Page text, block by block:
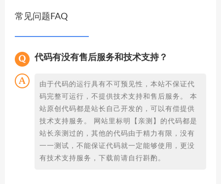
常见问题FAQ
代码有没有售后服务和技术支持？
由于代码的运行具有不可预见性，本站不保证代
码完整可运行，不提供技术支持和售后服务。 本
站原创代码都是站长自己开发的，可以有偿提供
技术支持服务。 网站里标明【亲测】的代码都是
站长亲测过的，其他的代码由于精力有限，没有
一一测试，不能保证代码就一定能够使用，更没
有技术支持服务，下载前请自行斟酌。